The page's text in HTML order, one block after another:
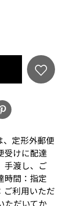
容量：30
、定形外郵便
受けに配達
手渡し、ご
時間：指定
ご利用いただ
ただいてか